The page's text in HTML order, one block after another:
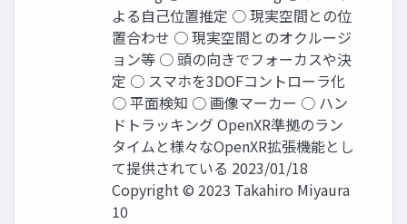
よる自己位置推定 ○ 現実空間との位
置合わせ ○ 現実空間とのオクルージ
ョン等 ○ 頭の向きでフォーカスや決
定 ○ スマホを3DOFコントローラ化
○ 平面検知 ○ 画像マーカー ○ ハン
ドトラッキング OpenXR準拠のラン
タイムと様々なOpenXR拡張機能とし
て提供されている 2023/01/18
Copyright © 2023 Takahiro Miyaura
10